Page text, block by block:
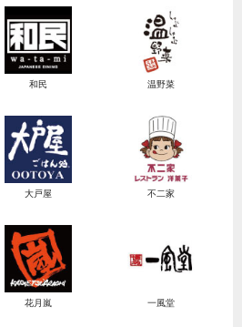
和民 温野菜
大戸屋 不二家
花月嵐 一風堂